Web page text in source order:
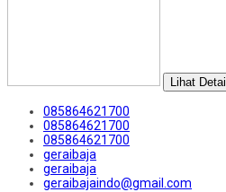
Lihat Detail
085864621700
085864621700
085864621700
geraibaja
geraibaja
geraibajaindo@gmail.com